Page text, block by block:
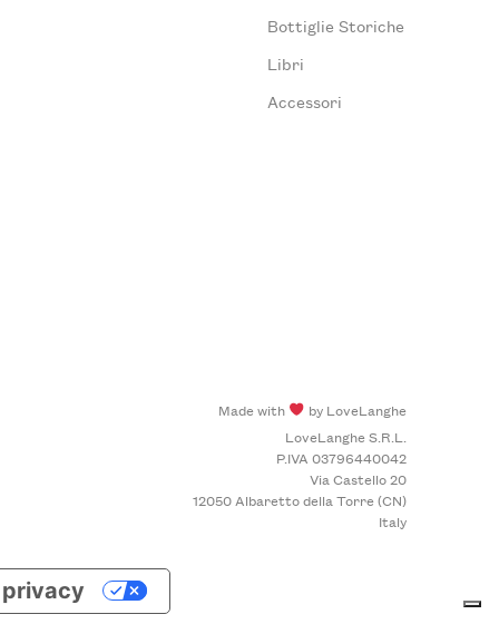
Bottiglie Storiche
Libri
Accessori
Made with
by LoveLanghe
LoveLanghe S.R.L.
P.IVA 03796440042
Via Castello 20
12050 Albaretto della Torre (CN)
Italy